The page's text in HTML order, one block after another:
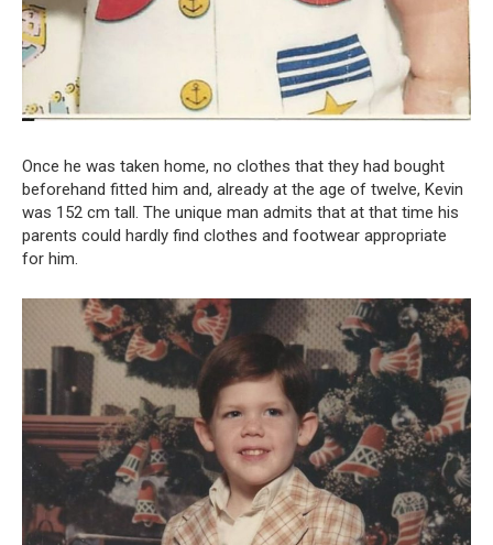
Once he was taken home, no clothes that they had bought
beforehand fitted him and, already at the age of twelve, Kevin
was 152 cm tall. The unique man admits that at that time his
parents could hardly find clothes and footwear appropriate
for him.